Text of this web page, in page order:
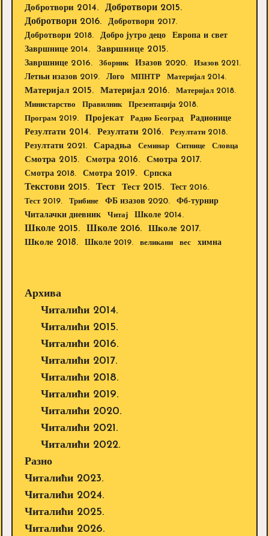
Добротвори 2014.
Добротвори 2015.
Добротвори 2016.
Добротвори 2017.
Добротвори 2018.
Добро јутро децо Европа и свет
Завршнице 2014.
Завршнице 2015.
Завршнице 2016.
Зборник Изазов 2020.
Изазов 2021.
Летњи изазов 2019.
Лого МПНТР Материјал 2014.
Материјал 2015. Материјал 2016.
Материјал 2018.
Министарство
Правилник
Презентација 2018.
Програм 2019.
Пројекат Радио Београд
Радионице
Резултати 2014.
Резултати 2016. Резултати 2018.
Резултати 2021. Сарадња Семинар Ситнице Словца
Смотра 2015. Смотра 2016. Смотра 2017.
Смотра 2018. Смотра 2019. Српска
Текстови 2015. Тест Тест 2015.
Тест 2016.
Тест 2019.
Трибине ФБ изазов 2020.
Фб-турнир
Читалачки дневник
Читај Школе 2014.
Школе 2015. Школе 2016.
Школе 2017.
Школе 2018.
Школе 2019. великани вес химна
Архива
Читалићи 2014.
Читалићи 2015.
Читалићи 2016.
Читалићи 2017.
Читалићи 2018.
Читалићи 2019.
Читалићи 2020.
Читалићи 2021.
Читалићи 2022.
Разно
Читалићи 2023.
Читалићи 2024.
Читалићи 2025.
Читалићи 2026.